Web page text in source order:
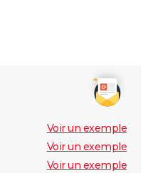
Voir un exemple
Voir un exemple
Voir un exemple